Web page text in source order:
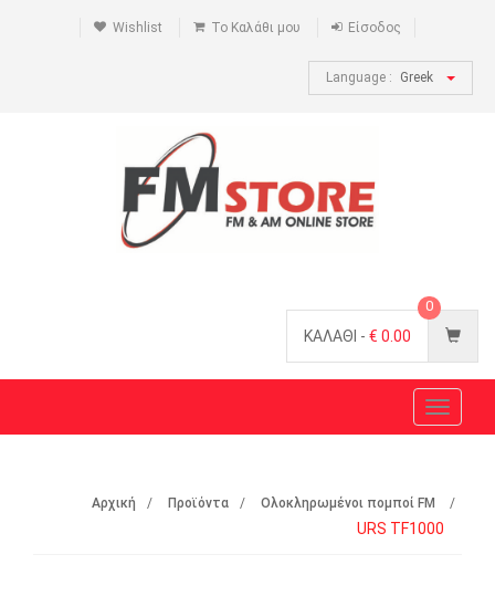
Wishlist Το Καλάθι μου Είσοδος
Language : Greek
ΚΑΛΑΘΙ - € 0.00
0
Toggle
Αρχική Προϊόντα Ολοκληρωμένοι πομποί FM
URS TF1000